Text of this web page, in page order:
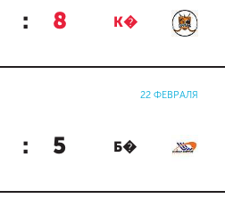
: 8 К�
22 ФЕВРАЛЯ
: 5 Б�